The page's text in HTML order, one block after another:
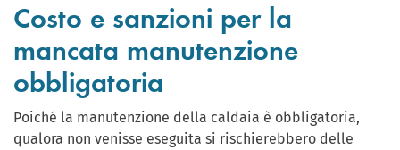
Costo e sanzioni per la
mancata manutenzione
obbligatoria
Poiché la manutenzione della caldaia è obbligatoria,
qualora non venisse eseguita si rischierebbero delle